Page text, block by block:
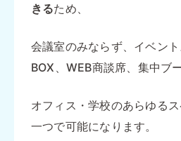
きるため、
会議室のみならず、イベン
BOX、WEB商談席、集中ブ
オフィス・学校のあらゆる
一つで可能になります。